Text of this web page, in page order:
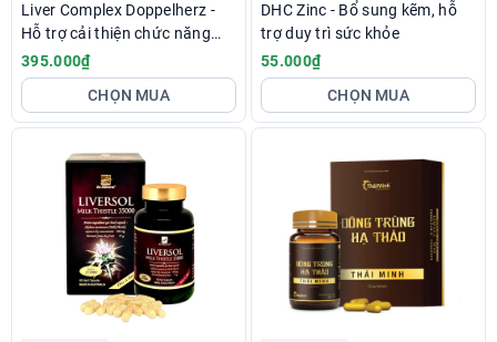
Liver Complex Doppelherz -
Hỗ trợ cải thiện chức năng
gan
395.000₫
CHỌN MUA
DHC Zinc - Bổ sung kẽm, hỗ
trợ duy trì sức khỏe
55.000₫
CHỌN MUA